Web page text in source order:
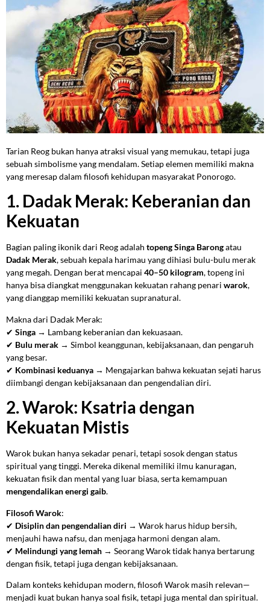
Tarian Reog bukan hanya atraksi visual yang memukau, tetapi juga
sebuah simbolisme yang mendalam. Setiap elemen memiliki makna
yang meresap dalam filosofi kehidupan masyarakat Ponorogo.
1. Dadak Merak: Keberanian dan
Kekuatan
Bagian paling ikonik dari Reog adalah topeng Singa Barongatau
Dadak Merak, sebuah kepala harimau yang dihiasi bulu-bulu merak
yang megah. Dengan berat mencapai 40–50 kilogram, topeng ini
hanya bisa diangkat menggunakan kekuatan rahang penari warok,
yang dianggap memiliki kekuatan supranatural.
Makna dari Dadak Merak:
✔ Singa → Lambang keberanian dan kekuasaan.
✔ Bulu merak → Simbol keanggunan, kebijaksanaan, dan pengaruh
yang besar.
✔ Kombinasi keduanya → Mengajarkan bahwa kekuatan sejati harus
diimbangi dengan kebijaksanaan dan pengendalian diri.
2. Warok: Ksatria dengan
Kekuatan Mistis
Warok bukan hanya sekadar penari, tetapi sosok dengan status
spiritual yang tinggi. Mereka dikenal memiliki ilmu kanuragan,
kekuatan fisik dan mental yang luar biasa, serta kemampuan
mengendalikan energi gaib.
Filosofi Warok:
✔ Disiplin dan pengendalian diri → Warok harus hidup bersih,
menjauhi hawa nafsu, dan menjaga harmoni dengan alam.
✔ Melindungi yang lemah → Seorang Warok tidak hanya bertarung
dengan fisik, tetapi juga dengan kebijaksanaan.
Dalam konteks kehidupan modern, filosofi Warok masih relevan—
menjadi kuat bukan hanya soal fisik, tetapi juga mental dan spiritual.